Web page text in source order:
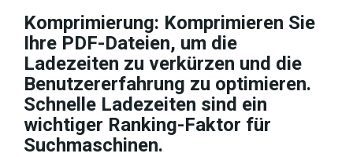
Komprimierung: Komprimieren Sie
Ihre PDF-Dateien, um die
Ladezeiten zu verkürzen und die
Benutzererfahrung zu optimieren.
Schnelle Ladezeiten sind ein
wichtiger Ranking-Faktor für
Suchmaschinen.